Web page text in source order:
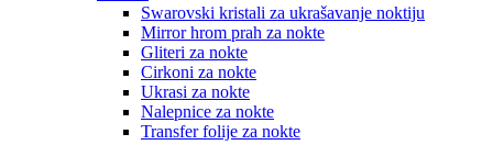
Swarovski kristali za ukrašavanje noktiju
Mirror hrom prah za nokte
Gliteri za nokte
Cirkoni za nokte
Ukrasi za nokte
Nalepnice za nokte
Transfer folije za nokte